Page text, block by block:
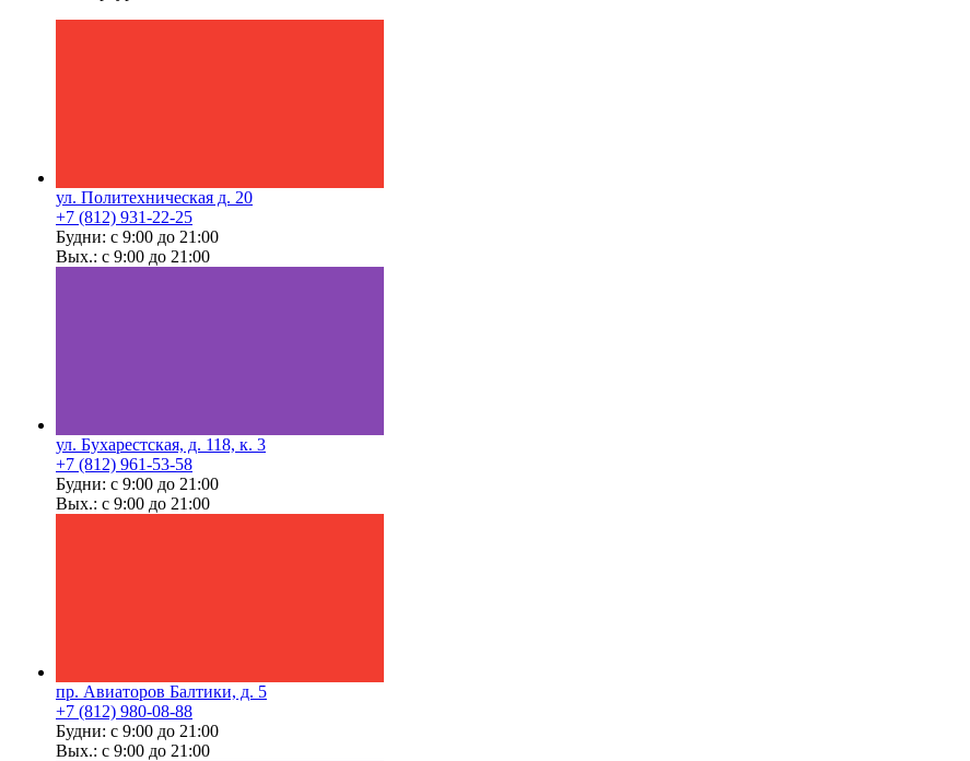
ул. Политехническая д. 20
+7 (812) 931-22-25
Будни: с 9:00 до 21:00
Вых.: с 9:00 до 21:00
ул. Бухарестская, д. 118, к. 3
+7 (812) 961-53-58
Будни: с 9:00 до 21:00
Вых.: с 9:00 до 21:00
пр. Авиаторов Балтики, д. 5
+7 (812) 980-08-88
Будни: с 9:00 до 21:00
Вых.: с 9:00 до 21:00